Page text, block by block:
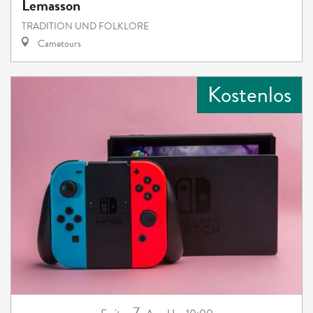
Lemasson
TRADITION UND FOLKLORE
Cametours
Kostenlos